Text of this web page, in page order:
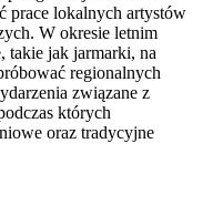
prace lokalnych artystów
W okresie letnim
takie jak jarmarki, na
regionalnych
związane z
których
oraz tradycyjne